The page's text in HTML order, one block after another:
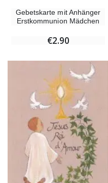
Gebetskarte mit Anhänger
Erstkommunion Mädchen
€2.90